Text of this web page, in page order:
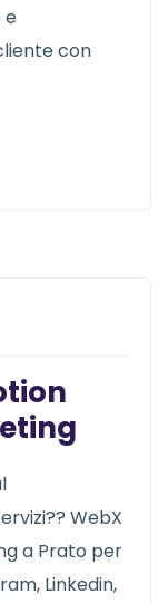
e
con
WebX
a Prato per
Linkedin,